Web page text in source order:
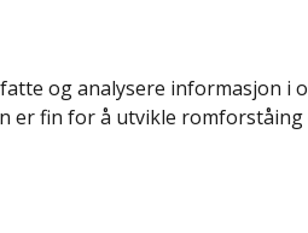
og analysere informasjon i
er fin for å utvikle romforståing